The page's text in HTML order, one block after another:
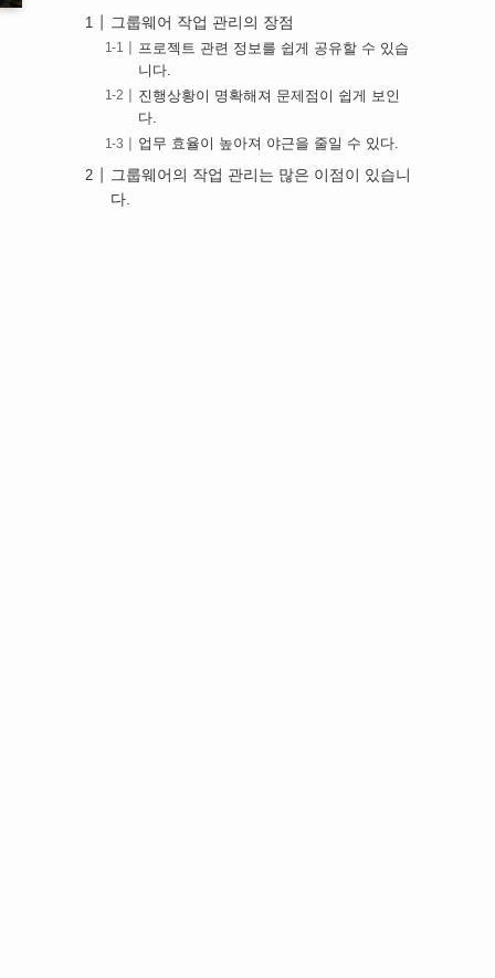
그룹웨어 작업 관리의 장점
프로젝트 관련 정보를 쉽게 공유할 수 있습
니다.
진행상황이 명확해져 문제점이 쉽게 보인
다.
업무 효율이 높아져 야근을 줄일 수 있다.
그룹웨어의 작업 관리는 많은 이점이 있습니
다.